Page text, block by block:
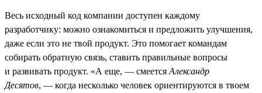
Весь исходный код компании доступен каждому
разработчику: можно ознакомиться и предложить улучшения,
даже если это не твой продукт. Это помогает командам
собирать обратную связь, ставить правильные вопросы
и развивать продукт. «А еще, — смеется Александр
Десятов, — когда несколько человек ориентируются в твоем